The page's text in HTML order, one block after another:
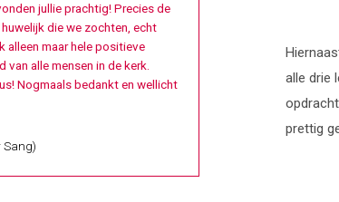
alle drie
prettig
jullie prachtig! Precies de
die we zochten, echt
alleen maar hele positieve
alle mensen in de kerk.
Nogmaals bedankt en wellicht
Sang)